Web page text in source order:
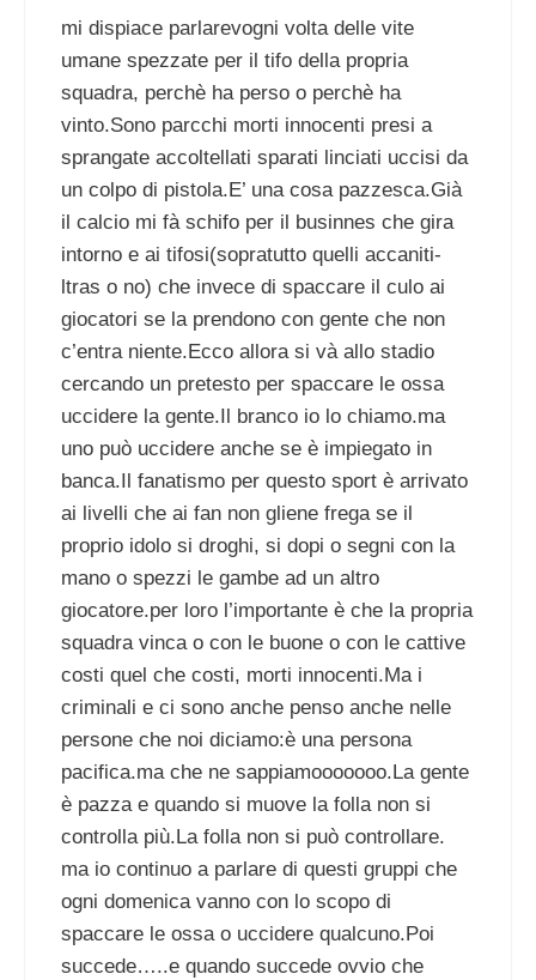
mi dispiace parlarevogni volta delle vite
umane spezzate per il tifo della propria
squadra, perchè ha perso o perchè ha
vinto.Sono parcchi morti innocenti presi a
sprangate accoltellati sparati linciati uccisi da
un colpo di pistola.E’ una cosa pazzesca.Già
il calcio mi fà schifo per il businnes che gira
intorno e ai tifosi(sopratutto quelli accaniti-
ltras o no) che invece di spaccare il culo ai
giocatori se la prendono con gente che non
c’entra niente.Ecco allora si và allo stadio
cercando un pretesto per spaccare le ossa
uccidere la gente.Il branco io lo chiamo.ma
uno può uccidere anche se è impiegato in
banca.Il fanatismo per questo sport è arrivato
ai livelli che ai fan non gliene frega se il
proprio idolo si droghi, si dopi o segni con la
mano o spezzi le gambe ad un altro
giocatore.per loro l’importante è che la propria
squadra vinca o con le buone o con le cattive
costi quel che costi, morti innocenti.Ma i
criminali e ci sono anche penso anche nelle
persone che noi diciamo:è una persona
pacifica.ma che ne sappiamooooooo.La gente
è pazza e quando si muove la folla non si
controlla più.La folla non si può controllare.
ma io continuo a parlare di questi gruppi che
ogni domenica vanno con lo scopo di
spaccare le ossa o uccidere qualcuno.Poi
succede…..e quando succede ovvio che